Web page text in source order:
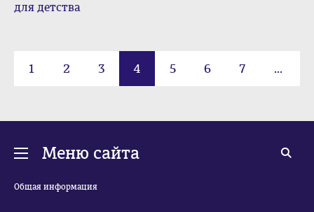
для детства
1 2 3 4 5 6 7 ...
Меню сайта
Общая информация